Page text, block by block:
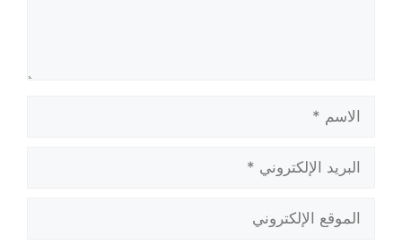
الاسم
البريد
الإلكتروني
الموقع
الإلكتروني